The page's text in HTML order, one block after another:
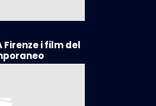
Firenze i film del